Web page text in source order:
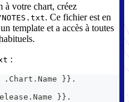
à votre chart, créez
. Ce fichier est en
template et a accès à toutes
:
}}.
}}.